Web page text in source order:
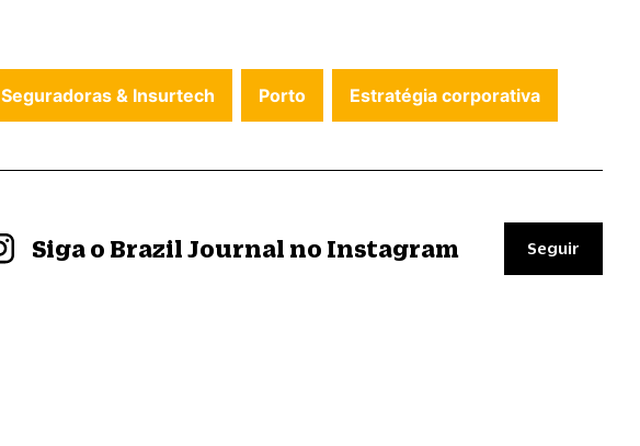
Seguradoras & Insurtech Porto Estratégia corporativa
Siga o Brazil Journal no Instagram Seguir